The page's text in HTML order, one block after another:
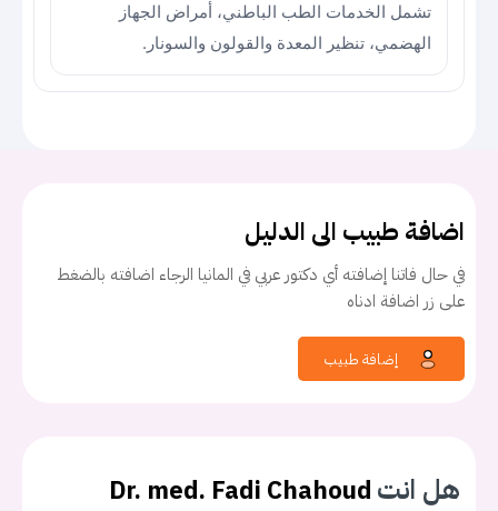
تشمل الخدمات الطب الباطني، أمراض الجهاز
الهضمي، تنظير المعدة والقولون والسونار.
اضافة طبيب الى الدليل
في حال فاتنا إضافته أي دكتور عربي في المانيا الرجاء اضافته بالضغط
على زر اضافة ادناه
هل انت Dr. med. Fadi Chahoud